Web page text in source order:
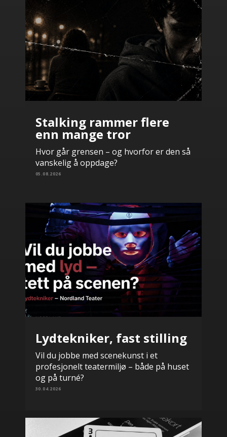
Stalking rammer flere
enn mange tror
Hvor går grensen – og hvorfor er den så
vanskelig å oppdage?
05.08.2026
Lydtekniker, fast stilling
Vil du jobbe med scenekunst i et
profesjonelt teatermiljø – både på huset
og på turné?
30.04.2026